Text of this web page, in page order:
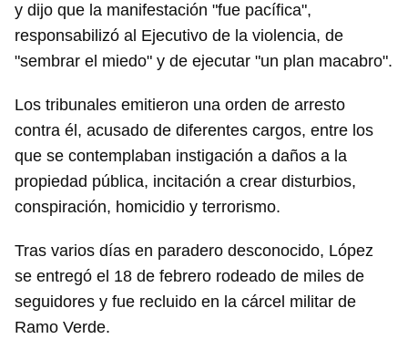
y dijo que la manifestación "fue pacífica",
responsabilizó al Ejecutivo de la violencia, de
"sembrar el miedo" y de ejecutar "un plan macabro".
Los tribunales emitieron una orden de arresto
contra él, acusado de diferentes cargos, entre los
que se contemplaban instigación a daños a la
propiedad pública, incitación a crear disturbios,
conspiración, homicidio y terrorismo.
Tras varios días en paradero desconocido, López
se entregó el 18 de febrero rodeado de miles de
seguidores y fue recluido en la cárcel militar de
Ramo Verde.